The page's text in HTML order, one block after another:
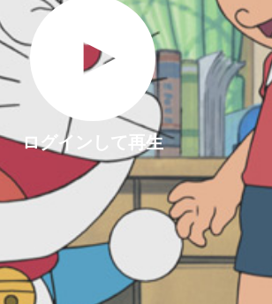
ログインして再生